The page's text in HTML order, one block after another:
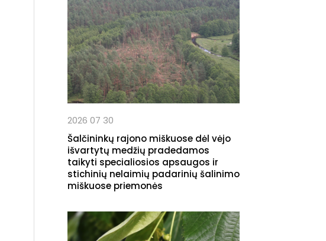
2026 07 30
Šalčininkų rajono miškuose dėl vėjo
išvartytų medžių pradedamos
taikyti specialiosios apsaugos ir
stichinių nelaimių padarinių šalinimo
miškuose priemonės